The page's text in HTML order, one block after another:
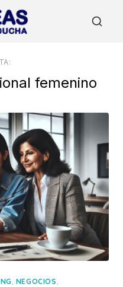
femenino
, NEGOCIOS,